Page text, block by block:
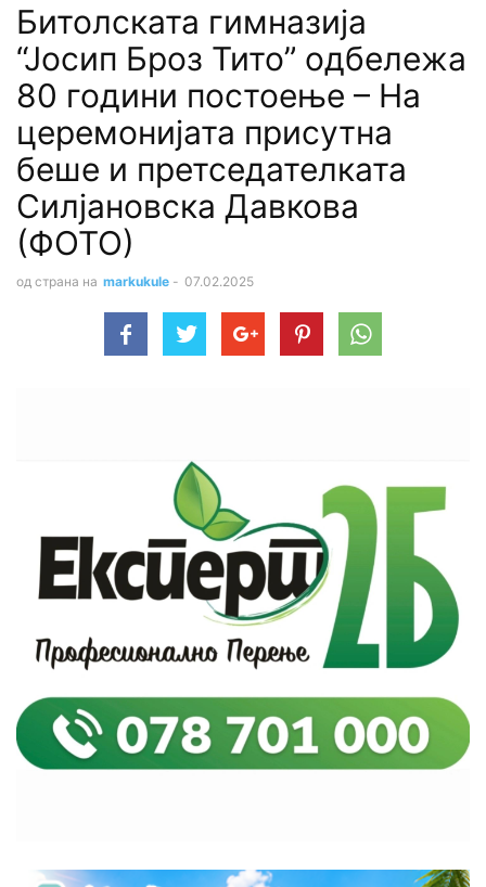
Битолската гимназија
“Јосип Броз Тито” одбележа
80 години постоење – На
церемонијата присутна
беше и претседателката
Силјановска Давкова
(ФОТО)
од страна на markukule - 07.02.2025